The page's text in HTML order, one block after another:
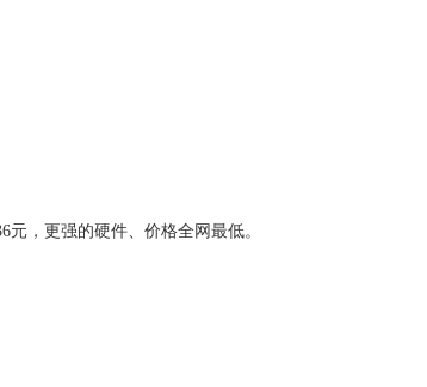
，更强的硬件、价格全网最低。